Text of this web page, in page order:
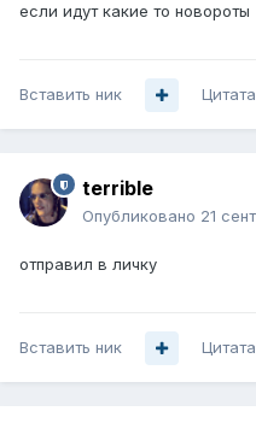
если идут какие то новороты
Вставить ник Цитата
terrible
Опубликовано 21
отправил в личку
Вставить ник Цитата